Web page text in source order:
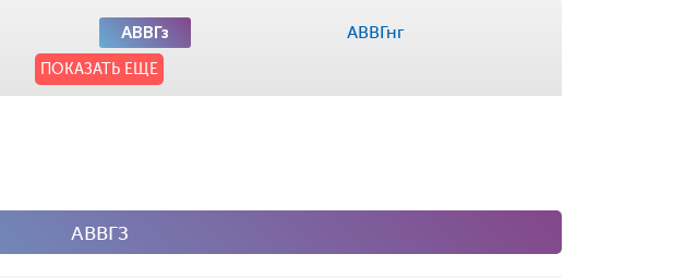
АВВГз АВВГнг
ПОКАЗАТЬ ЕЩЕ
АВВГЗ